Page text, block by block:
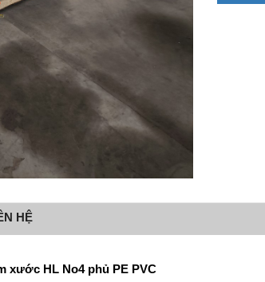
HỆ
xước HL No4 phủ PE PVC